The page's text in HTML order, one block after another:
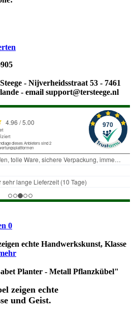
- Nijverheidsstraat 53 - 7461
- email support@tersteege.nl
0
echte Handwerkskunst, Klasse
Planter - Metall Pflanzkübel"
zeigen echte
und Geist.